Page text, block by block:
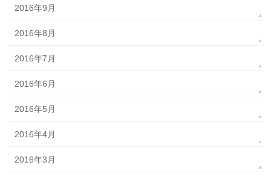
2016年9月
2016年8月
2016年7月
2016年6月
2016年5月
2016年4月
2016年3月